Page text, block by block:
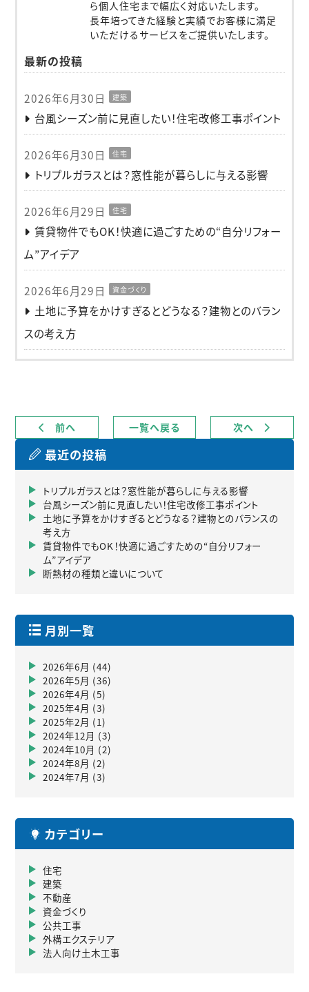
ら個人住宅まで幅広く対応いたします。
長年培ってきた経験と実績でお客様に満足
いただけるサービスをご提供いたします。
最新の投稿
2026年6月30日 建築
台風シーズン前に見直したい！住宅改修工事ポイント
2026年6月30日 住宅
トリプルガラスとは？窓性能が暮らしに与える影響
2026年6月29日 住宅
賃貸物件でもOK！快適に過ごすための“自分リフォー
ム”アイデア
2026年6月29日 資金づくり
土地に予算をかけすぎるとどうなる？建物とのバラン
スの考え方
前へ 一覧へ戻る 次へ
最近の投稿
トリプルガラスとは？窓性能が暮らしに与える影響
台風シーズン前に見直したい！住宅改修工事ポイント
土地に予算をかけすぎるとどうなる？建物とのバランスの
考え方
賃貸物件でもOK！快適に過ごすための“自分リフォー
ム”アイデア
断熱材の種類と違いについて
月別一覧
2026年6月 (44)
2026年5月 (36)
2026年4月 (5)
2025年4月 (3)
2025年2月 (1)
2024年12月 (3)
2024年10月 (2)
2024年8月 (2)
2024年7月 (3)
カテゴリー
住宅
建築
不動産
資金づくり
公共工事
外構エクステリア
法人向け土木工事